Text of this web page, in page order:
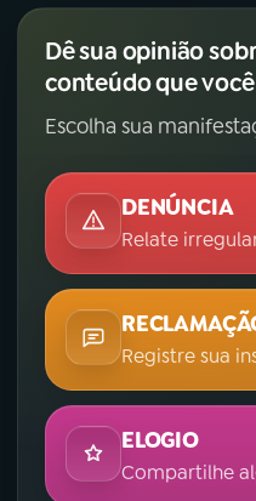
Dê sua opinião
conteúdo que
Escolha sua
DENÚNCIA
Relate
Registre sua
ELOGIO
Compartilhe